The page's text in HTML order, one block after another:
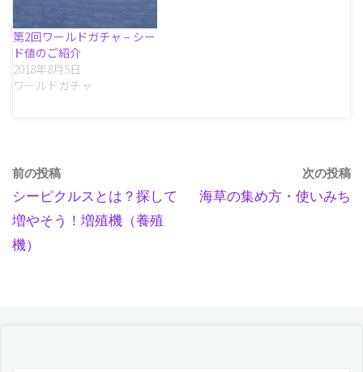
第2回ワールドガチャ – シー
ド値のご紹介
2018年8月5日
ワールドガチャ
前の投稿
シーピクルスとは？探して
増やそう！増殖機（養殖
機）
次の投稿
海草の集め方・使いみち